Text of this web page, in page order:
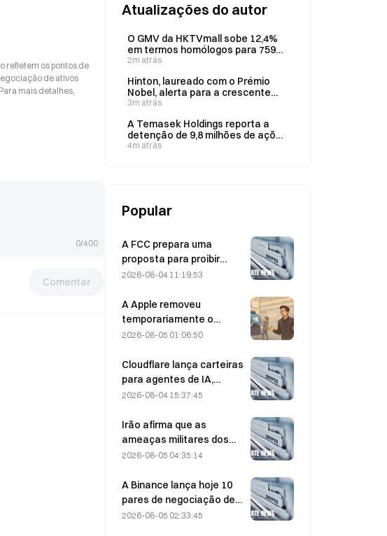
refletem os pontos de
de ativos
mais detalhes,
0/400
Comentar
Atualizações do autor
O GMV da HKTVmall sobe 12,4%
em termos homólogos para 759
milhões de HK$ em julho
2m atrás
Hinton, laureado com o Prémio
Nobel, alerta para a crescente
dificuldade em controlar os
3m atrás
A Temasek Holdings reporta a
detenção de 9,8 milhões de ações
de classe A da SpaceX, segundo
4m atrás
Popular
A FCC prepara uma
proposta para proibir
módulos ópticos chineses
dados; a Xinyuan enfrenta
um impacto de 27% na
quota de mercado
2026-08-04 11:19:53
A Apple removeu
temporariamente o
Telegram devido a
sexual infantil (CSAM);
Durov rejeitou a alegação,
afirmando que se tratou
segurança»
2026-08-05 01:06:50
Cloudflare lança carteiras
para agentes de IA,
permitindo pagamentos
API, a 4 de agosto
2026-08-04 15:37:45
Irão afirma que as
ameaças militares dos
EUA atrasam o acordo
de Ormuz, em 5 de agosto
2026-08-05 04:35:14
A Binance lança hoje 10
pares de negociação de
bStocks às 20:00 (UTC+8),
2026-08-05 02:33:45